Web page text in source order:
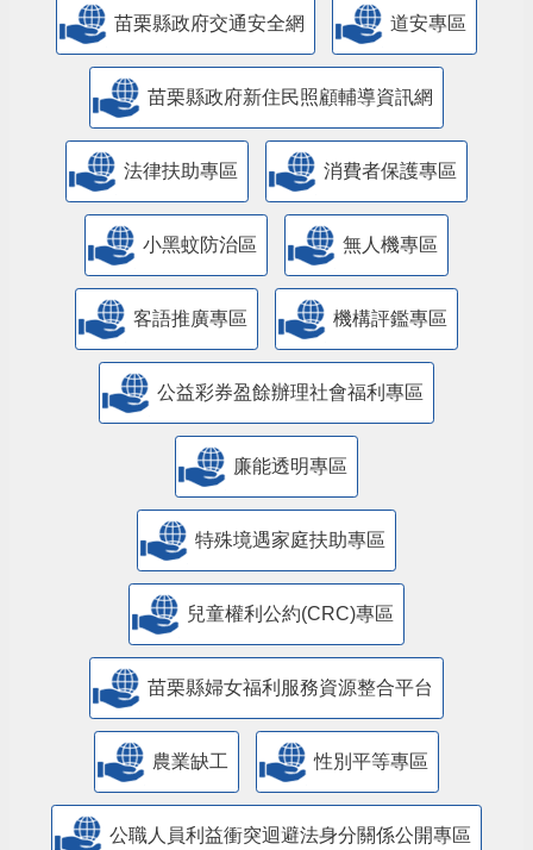
苗栗縣政府交通安全網 道安專區
苗栗縣政府新住民照顧輔導資訊網
法律扶助專區 消費者保護專區
小黑蚊防治區 無人機專區
客語推廣專區 機構評鑑專區
公益彩券盈餘辦理社會福利專區
廉能透明專區
特殊境遇家庭扶助專區
兒童權利公約(CRC)專區
苗栗縣婦女福利服務資源整合平台
農業缺工 性別平等專區
公職人員利益衝突迴避法身分關係公開專區